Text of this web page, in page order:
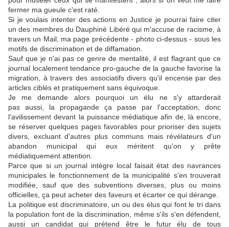
fermer ma gueule c'est raté.
Si je voulais intenter des actions en Justice je pourrai faire citer
un des membres du Dauphiné Libéré qui m'accuse de racisme, à
travers un Mail, ma page précédente - photo ci-dessus - sous les
motifs de discrimination et de diffamation.
Sauf que je n'ai pas ce genre de mentalité, il est flagrant que ce
journal localement tendance pro-gauche de la gauche favorise la
migration, à travers des associatifs divers qu'il encense par des
articles ciblés et pratiquement sans équivoque.
Je me demande alors pourquoi un élu ne s'y attarderait
pas aussi, la propagande ça passe par l'acceptation, donc
l'avilissement devant la puissance médiatique afin de, là encore,
se réserver quelques pages favorables pour prioriser des sujets
divers, excluant d'autres plus communs mais révélateurs d'un
abandon municipal qui eux méritent qu'on y prête
médiatiquement attention.
Parce que si un journal intègre local faisait état des navrances
municipales le fonctionnement de la municipalité s'en trouverait
modifiée, sauf que des subventions diverses, plus ou moins
officielles, ça peut acheter des faveurs et écarter ce qui dérange.
La politique est discriminatoire, un ou des élus qui font le tri dans
la population font de la discrimination, même s'ils s'en défendent,
aussi un candidat qui prétend être le futur élu de tous